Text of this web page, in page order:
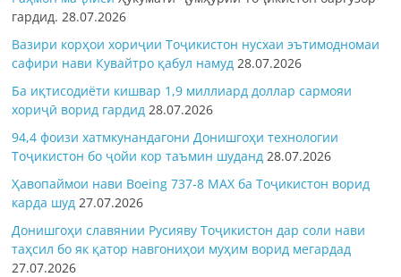
гардид.28.07.2026
Вазири корҳои хориҷии Тоҷикистон нусхаи эътимодномаи
сафири нави Кувайтро қабул намуд 28.07.2026
Ба иқтисодиёти кишвар 1,9 миллиард доллар сармояи
хориҷӣ ворид гардид 28.07.2026
94,4 фоизи хатмкунандагони Донишгоҳи технологии
Тоҷикистон бо ҷойи кор таъмин шуданд 28.07.2026
Ҳавопаймои нави Boeing 737-8 MAX ба Тоҷикистон ворид
карда шуд 27.07.2026
Донишгоҳи славянии Русияву Тоҷикистон дар соли нави
таҳсил бо як қатор навгониҳои муҳим ворид мегардад
27.07.2026